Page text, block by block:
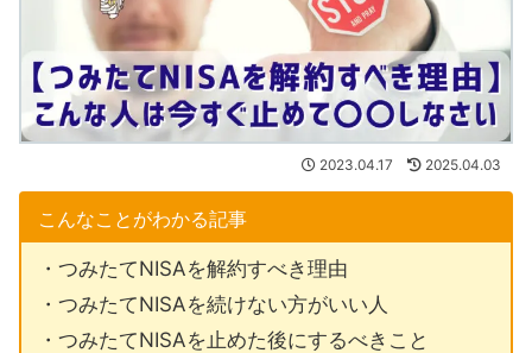
2023.04.17 2025.04.03
こんなことがわかる記事
・つみたてNISAを解約すべき理由
・つみたてNISAを続けない方がいい人
・つみたてNISAを止めた後にするべきこと